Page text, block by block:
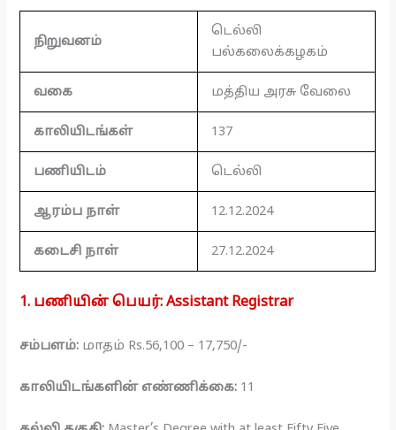
நிறுவனம்
டெல்லி
பல்கலைக்கழகம்
வகை மத்திய அரசு வேலை
காலியிடங்கள் 137
பணியிடம் டெல்லி
ஆரம்ப நாள் 12.12.2024
கடைசி நாள் 27.12.2024
1. பணியின் பெயர்:Assistant Registrar
சம்பளம்: மாதம் Rs.56,100 – 17,750/-
காலியிடங்களின் எண்ணிக்கை: 11